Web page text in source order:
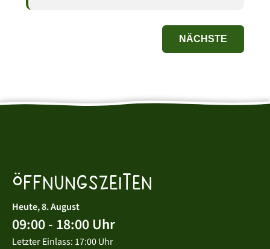
NÄCHSTE
Öffnungszeiten
Heute, 8. August
09:00 - 18:00 Uhr
Letzter Einlass: 17:00 Uhr